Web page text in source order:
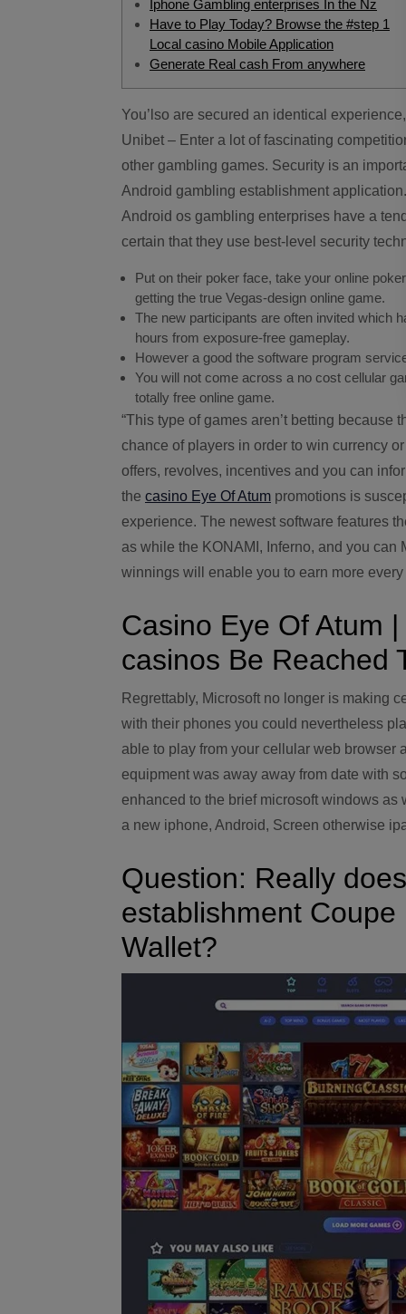
Iphone Gambling enterprises In the Nz
Have to Play Today? Browse the #step 1
Local casino Mobile Application
Generate Real cash From anywhere
You’lso are secured an identical experience, regardless of the unit model you’re playing with.
Unibet – Enter a lot of fascinating
other gambling games. Security is an
Android gambling establishment
Android os gambling enterprises have a
certain that they use best-level security
Put on their poker face, take your online
getting the true Vegas-design online game.
The new participants are often invited which
hours from exposure-free gameplay.
However a good the software program
You will not come across a no cost cellular
totally free online game.
“This type of games aren’t betting because
chance of players in order to win currency
offers, revolves, incentives and you can
the casino Eye Of Atum promotions is
experience. The newest software features
as while the KONAMI, Inferno, and you
winnings will enable you to earn more
Casino Eye Of Atum
casinos Be Reached
Regrettably, Microsoft no longer is making
with their phones you could nevertheless
able to play from your cellular web browser
equipment was away away from date with
enhanced to the brief microsoft windows as
a new iphone, Android, Screen otherwise
Question: Really
establishment
Wallet?